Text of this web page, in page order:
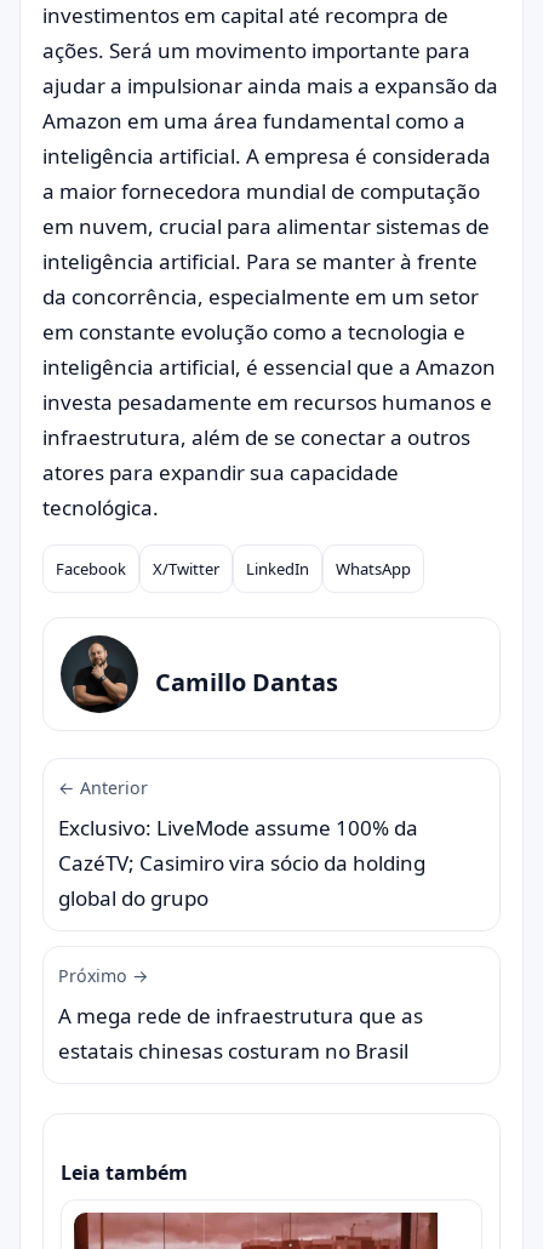
investimentos em capital até recompra de
ações. Será um movimento importante para
ajudar a impulsionar ainda mais a expansão da
Amazon em uma área fundamental como a
inteligência artificial. A empresa é considerada
a maior fornecedora mundial de computação
em nuvem, crucial para alimentar sistemas de
inteligência artificial. Para se manter à frente
da concorrência, especialmente em um setor
em constante evolução como a tecnologia e
inteligência artificial, é essencial que a Amazon
investa pesadamente em recursos humanos e
infraestrutura, além de se conectar a outros
atores para expandir sua capacidade
tecnológica.
Compartilhar
Facebook X/Twitter LinkedIn WhatsApp
Camillo Dantas
← Anterior
Exclusivo: LiveMode assume 100% da
CazéTV; Casimiro vira sócio da holding
global do grupo
Próximo →
A mega rede de infraestrutura que as
estatais chinesas costuram no Brasil
Leia também